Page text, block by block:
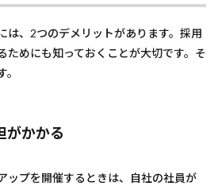
は、2つのデメリットがあります。採用
ためにも知っておくことが大切です。そ
がかかる
ップを開催するときは、自社の社員が